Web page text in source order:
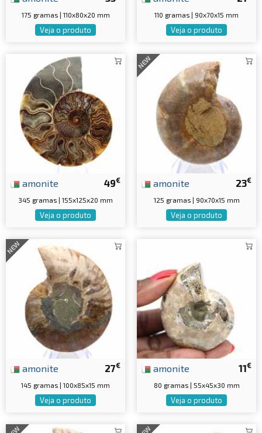
175 gramas | 110x80x20 mm
Veja o produto
110 gramas | 90x70x15 mm
Veja o produto
49€
amonite
345 gramas | 155x125x20 mm
Veja o produto
NEW
23€
amonite
125 gramas | 90x70x15 mm
Veja o produto
NEW
27€
amonite
145 gramas | 100x85x15 mm
Veja o produto
11€
amonite
80 gramas | 55x45x30 mm
Veja o produto